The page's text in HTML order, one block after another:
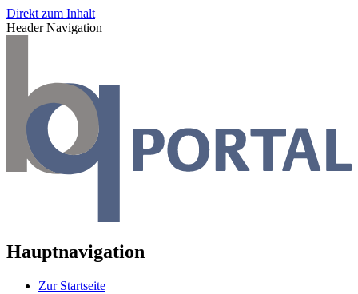
Direkt zum Inhalt
Header Navigation
Hauptnavigation
Zur Startseite